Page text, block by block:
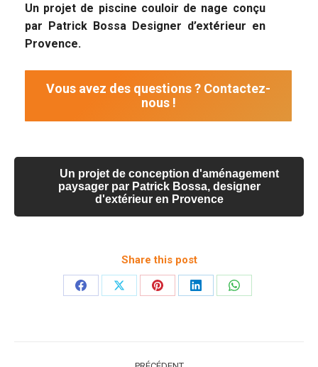
Un projet de piscine couloir de nage conçu
par Patrick Bossa Designer d’extérieur en
Provence.
Vous avez des questions ? Contactez-
nous !
Un projet de conception d'aménagement
paysager par Patrick Bossa, designer
d'extérieur en Provence
Share this post
PartagerPartagerPartagerPartagerPartager